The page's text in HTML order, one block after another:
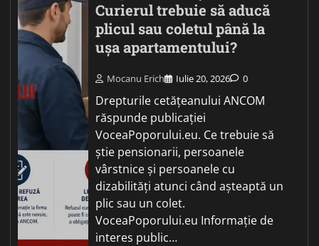
Curierul trebuie să aducă
plicul sau coletul până la
ușa apartamentului?
Mocanu Erich Iulie 20, 2026 0
Drepturile cetățeanului ANCOM
răspunde publicației
VoceaPoporului.eu. Ce trebuie să
știe pensionarii, persoanele
vârstnice și persoanele cu
dizabilități atunci când așteaptă un
plic sau un colet.
VoceaPoporului.eu Informație de
interes public…